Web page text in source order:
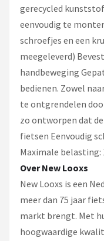
gerecycled
eenvoudig te
schroefjes en een
meegeleverd)
handbeweging
bedienen. Zowel
te ontgrendelen
zo ontworpen dat
fietsen Eenvoudig
Maximale belasting:
Over New Looxs
New Looxs is een
meer dan 75 jaar
markt brengt. Met
hoogwaardige